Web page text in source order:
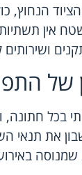
הנחוץ,
אין
ושירותים
של
בכל חתונה,
את תנאי
שמנוסה